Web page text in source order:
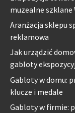
muzealne szklane
Aranżacja sklepu
reklamowa
Jak urządzić
gabloty
Gabloty w domu:
klucze i medale
Gabloty w firmie: